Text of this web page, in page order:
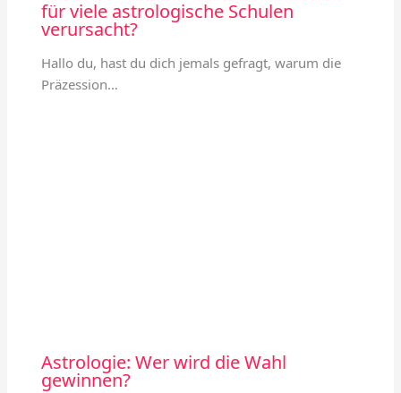
für viele astrologische Schulen
verursacht?
Hallo du, hast du dich jemals gefragt, warum die
Präzession…
Astrologie: Wer wird die Wahl
gewinnen?